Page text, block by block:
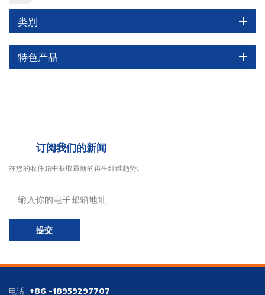
类别
特色产品
订阅我们的新闻
在您的收件箱中获取最新的再生纤维趋势。
提交
电话 : +86 -18959297707